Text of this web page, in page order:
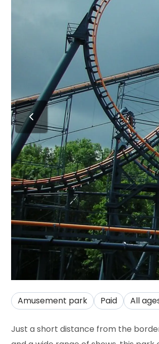
Amusement park Paid All
Just a short distance from the